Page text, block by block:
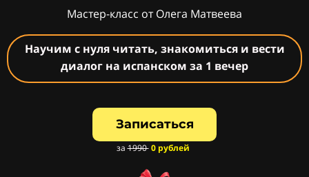
Мастер-класс от Олега Матвеева
Научим с нуля читать, знакомиться и вести
диалог на испанском за 1 вечер
Записаться
за1990 0 рублей